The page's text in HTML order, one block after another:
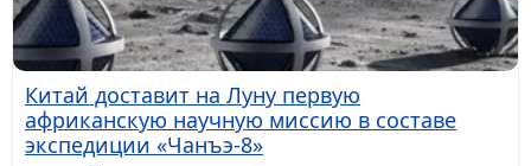
Китай доставит на Луну первую
африканскую научную миссию в составе
экспедиции «Чанъэ-8»